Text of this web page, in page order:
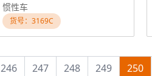
惯性车
货号：3169C
246 247 248 249 250